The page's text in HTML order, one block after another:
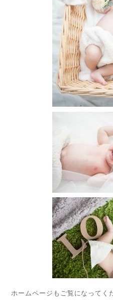
ホームページもご覧になってく